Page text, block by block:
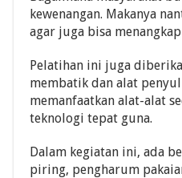
kewenangan. Makanya
agar juga bisa
Pelatihan ini juga
membatik dan alat
memanfaatkan alat-alat
teknologi tepat guna.
Dalam kegiatan ini, ada
piring, pengharum